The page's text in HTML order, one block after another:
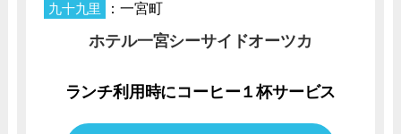
九十九里 ：一宮町
ホテル一宮シーサイドオーツカ
ランチ利用時にコーヒー１杯サービス